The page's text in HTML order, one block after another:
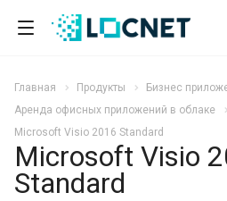
Главная Продукты
Бизнес
Аренда офисных приложений в облаке
Microsoft Visio 2016 Standard
Microsoft Visio
Standard